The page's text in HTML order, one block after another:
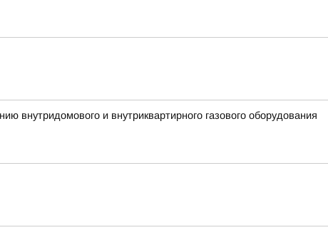
внутридомового и внутриквартирного газового оборудования